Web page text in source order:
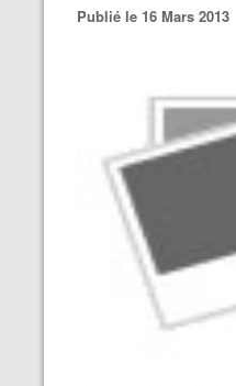
Publié le 16 Mars 2013